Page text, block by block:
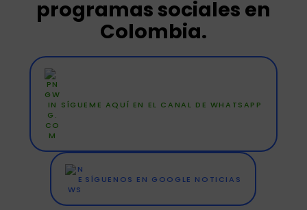
programas sociales en
Colombia.
SÍGUEME AQUÍ EN EL CANAL DE WHATSAPP
SÍGUENOS EN GOOGLE NOTICIAS